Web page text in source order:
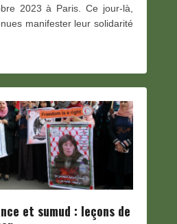
2023 à Paris. Ce jour-là,
manifester leur solidarité
et sumud : leçons de